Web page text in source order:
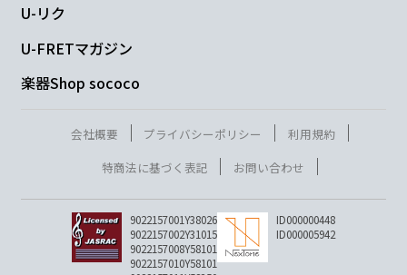
U-リク
U-FRETマガジン
楽器Shop sococo
会社概要 プライバシーポリシー
利用規約
特商法に基づく表記
お問い合わせ
9022157001Y38026
9022157002Y31015
9022157008Y58101
9022157010Y58101
ID000000448
ID000005942